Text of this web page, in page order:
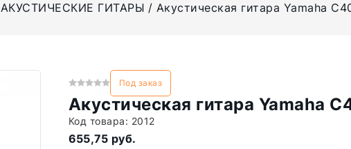
АКУСТИЧЕСКИЕ ГИТАРЫ Акустическая гитара Yamaha
Под заказ
Акустическая гитара Yamaha
Код товара: 2012
655,75 руб.